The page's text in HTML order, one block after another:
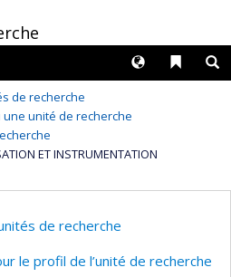
Liens
Langues
de recherche
unité de recherche
ET INSTRUMENTATION
de recherche
le profil de l’unité de recherche